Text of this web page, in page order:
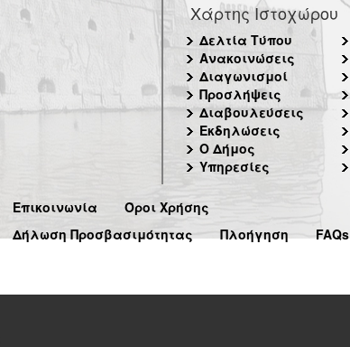
Χάρτης Ιστοχώρου
Δελτία Τύπου
Ανακοινώσεις
Διαγωνισμοί
Προσλήψεις
Διαβουλεύσεις
Εκδηλώσεις
Ο Δήμος
Υπηρεσίες
Επικοινωνία
Όροι Χρήσης
Δήλωση Προσβασιμότητας
Πλοήγηση FAQs